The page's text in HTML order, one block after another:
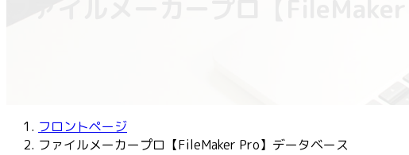
フロントページ
ファイルメーカープロ【FileMaker Pro】データベース